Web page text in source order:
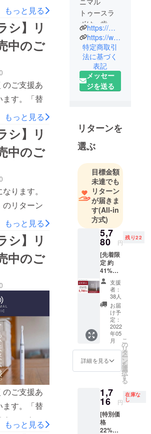
ーンを販
ので、ご案
す。＜こち
camp-
view
ック２本目
スメで
に是非、ご
。引き続
ニックをど
願い申し上
ルトゥース
もっと見る
シ】リ
中のご
のご支援あ
ます。「替
ーンを販
ので、ご案
。■こちら
camp-
view
ック２本目
メで
に是非、ご
。引き続
ニックをど
願い申し上
ルトゥース
もっと見る
シ】リ
中のご
ります。
のリターン
すので、
きます。＜
＞
view
ック２本目
メで
に是非、ご
引き続
ニックをど
願い申し上
トゥース
同
もっと見る
シ】リ
中のご
のご支援あ
ます。「替
ーンを販
もっと見る
トゥースラ
ボは、歯科
コンサルタ
ント、電動
歯ブラシマ
ニア＆マー
ケティング
メンバー、
ディベロッ
パーのチー
ムです。
科医院のコ
ンサルティ
ング業務か
ら医院長様
やスタッフ
様、そして
患者様の
ニーズを捉
え、プロダ
クト開発で
そのペイン
をクリアす
ることがで
きるように
日々励んで
おります。
今後も様々
を現実化し
しい体験を
お送りでき
るように精
進してまい
https://minimalsonic.com/
https://www.instagram.com/minimal_sonic/
特定商取引
法に基づく
表記
メッセー
ジを送る
リターンを
選ぶ
目標金額
未達でも
リターン
が届きま
す(All-in
方式)
5,7
80 円
残り22
[先着限
定 約
41%OF
F ！] ・
ミニマ
ルソ
ニック×
１ ・
5,780円
［一般
販売予
定価格
9,900円
の約
41%OF
F］ ・
個 ・交
換式ブ
ラシ
ヘッド
×2個 ・
充電
支援
者：
38人
お届
け予
定：
2022
年05
月
詳細を見る
こ
の
リ
タ
ー
ン
を
選
択
す
る
1,7
16 円
在庫な
し
[特別価
格
22%OF